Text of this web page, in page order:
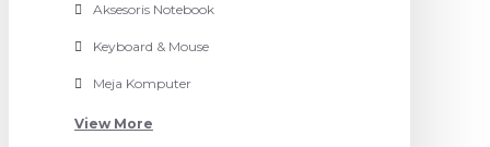
Aksesoris Notebook
Keyboard & Mouse
Meja Komputer
View More